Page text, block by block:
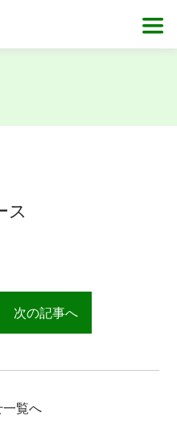
ス
次の記事へ
覧へ